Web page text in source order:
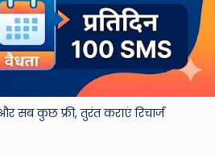
&
M
o
vi
सब कुछ फ्री, तुरंत कराएं रिचार्ज